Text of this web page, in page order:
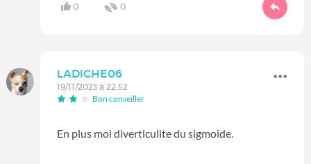
0 0
LADICHE06
19/11/2023 à 22:52
Bon conseiller
En plus moi diverticulite du sigmoide.